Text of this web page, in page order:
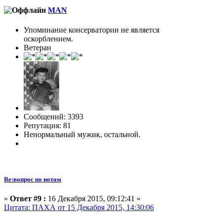
MAN
Упоминание консерватории не является
оскорблением.
Ветеран
Сообщений: 3393
Репутация: 81
Ненормальный мужик, остальной.
Re:вопрос по нотам
« Ответ #9 : 16 Декабря 2015, 09:12:41 »
Цитата: ПАХА от 15 Декабря 2015, 14:30:06